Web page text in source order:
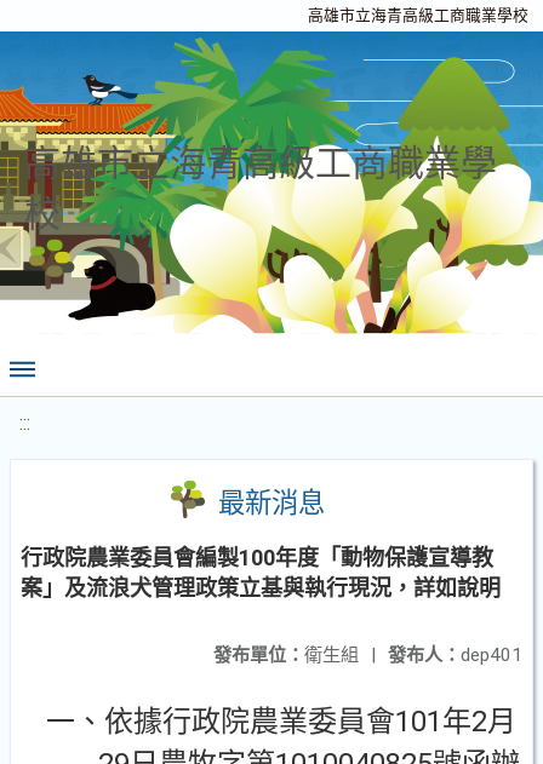
高雄市立海青高級工商職業學校
高雄市立海青高級工商職業學
校
:::
最新消息
行政院農業委員會編製100年度「動物保護宣導教
案」及流浪犬管理政策立基與執行現況，詳如說明
發布人： dep401
發布單位： 衛生組 |
一、依據行政院農業委員會101年2月